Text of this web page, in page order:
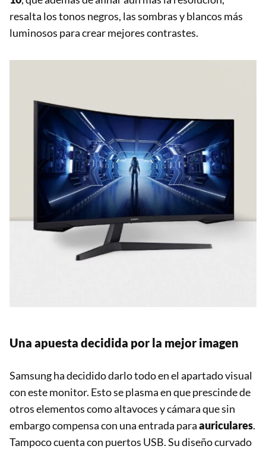
resalta los tonos negros, las sombras y blancos más
luminosos para crear mejores contrastes.
Una apuesta decidida por la mejor imagen
Samsung ha decidido darlo todo en el apartado visual
con este monitor. Esto se plasma en que prescinde de
otros elementos como altavoces y cámara que sin
embargo compensa con una entrada paraauriculares.
Tampoco cuenta con puertos USB. Su diseño curvado